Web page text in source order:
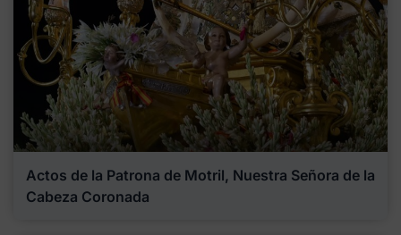
Actos de la Patrona de Motril, Nuestra Señora de la
Cabeza Coronada